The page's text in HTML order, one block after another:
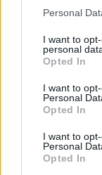
Personal
I want to
personal
Opted In
I want to
Personal
Opted In
I want to
Personal
Opted In
indító taktikát el
rakétaindító
A keresett
tartozik,